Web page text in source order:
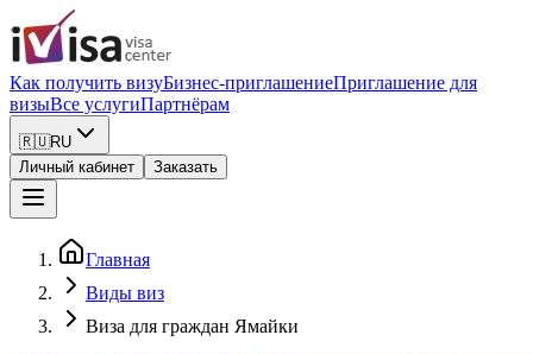
Как получить визуБизнес-приглашениеПриглашение для
визыВсе услугиПартнёрам
🇷🇺RU
Личный кабинет
Заказать
Главная
Виды виз
Виза для граждан Ямайки